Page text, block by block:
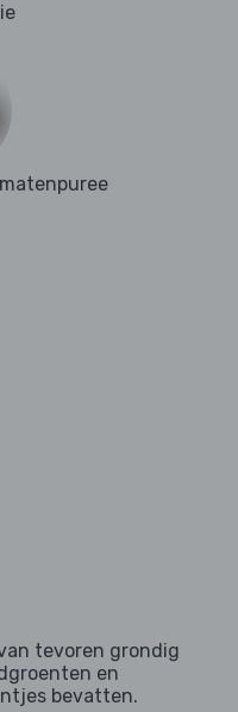
tevoren grondig
en
bevatten.